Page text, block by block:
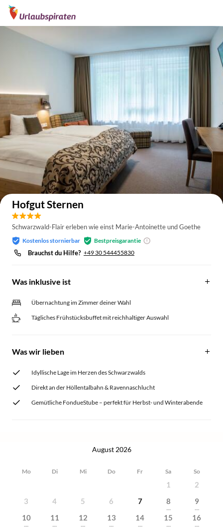
Auf der Karte anzeigen
Hofgut Sternen
Schwarzwald-Flair erleben wie einst Marie-Antoinette und Goethe
Kostenlos stornierbar Bestpreisgarantie
Brauchst du Hilfe? +49 30 544455830
Was inklusive ist
Übernachtung im Zimmer deiner Wahl
Tägliches Frühstücksbuffet mit reichhaltiger Auswahl
Was wir lieben
Idyllische Lage im Herzen des Schwarzwalds
Direkt an der Höllentalbahn & Ravennaschlucht
Gemütliche FondueStube – perfekt für Herbst- und Winterabende
August 2026
Mo Di Mi Do Fr Sa So
1
2
3
4 5 6 7 8
---
9
---
10
---
11
---
12
---
13
---
14
---
15
---
16
---